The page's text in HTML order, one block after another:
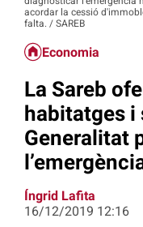
acordar la cessió
falta. / SAREB
Economia
La Sareb
habitatges i
Generalitat
Íngrid Lafita
16/12/2019 12:16